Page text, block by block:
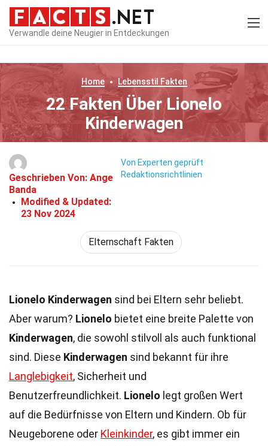
Verwandle deine Neugier in Entdeckungen
Home Lebensstil Fakten
22 Fakten Über Lionelo
Kinderwagen
Geschrieben Von: Ange
Banda
Modified & Updated:
23 Nov 2024
Von Experten geprüft
Redaktionsrichtlinien
Elternschaft Fakten
Lionelo Kinderwagen sind bei Eltern sehr beliebt.
Aber warum? Lionelo bietet eine breite Palette von
Kinderwagen, die sowohl stilvoll als auch funktional
sind. Diese Kinderwagen sind bekannt für ihre
Langlebigkeit, Sicherheit und
Benutzerfreundlichkeit. Lionelo legt großen Wert
auf die Bedürfnisse von Eltern und Kindern. Ob für
Neugeborene oder Kleinkinder, es gibt immer ein